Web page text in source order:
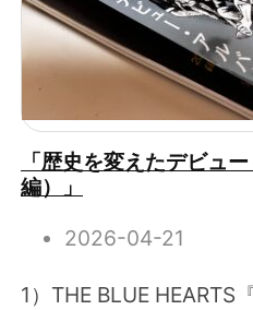
「歴史を変えたデビュ
編）」
2026-04-21
1）THE BLUE HEARTS